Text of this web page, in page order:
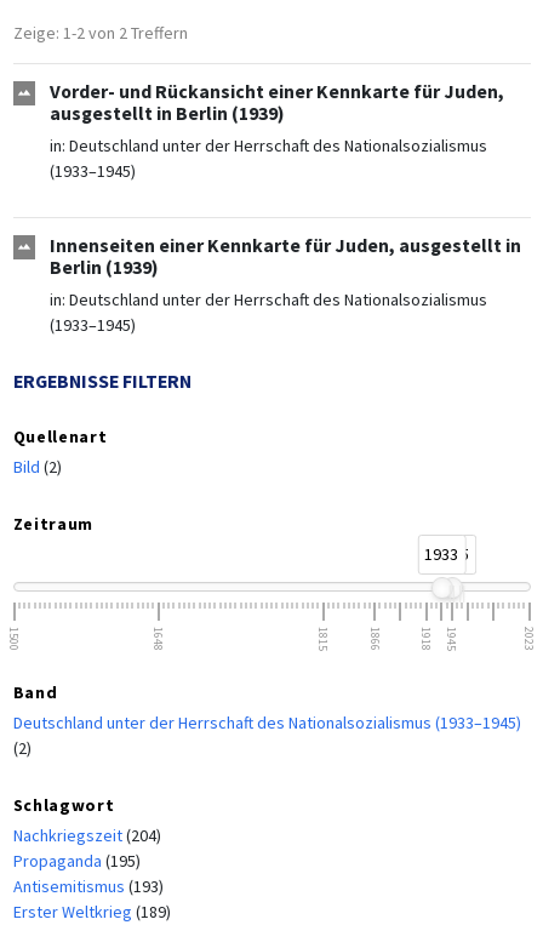
Zeige: 1-2 von 2 Treffern
Vorder- und Rückansicht einer Kennkarte für Juden,
ausgestellt in Berlin (1939)
in: Deutschland unter der Herrschaft des Nationalsozialismus
(1933–1945)
Innenseiten einer Kennkarte für Juden, ausgestellt in
Berlin (1939)
in: Deutschland unter der Herrschaft des Nationalsozialismus
(1933–1945)
ERGEBNISSE FILTERN
Quellenart
Bild (2)
Zeitraum
1933
1945
1500 1648 1815 1866 1918 1945 2023
Band
Deutschland unter der Herrschaft des Nationalsozialismus (1933–1945)
(2)
Schlagwort
Nachkriegszeit(204)
Propaganda (195)
Antisemitismus (193)
Erster Weltkrieg (189)